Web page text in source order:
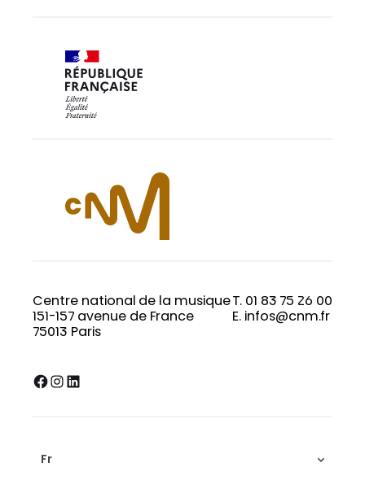
Centre national de la musique
151-157 avenue de France
75013 Paris
T. 01 83 75 26 00
E. infos@cnm.fr
Facebook InstagramLinkedIn
Fr